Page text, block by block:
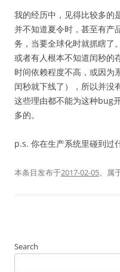
我的经历中，见得比较多的
并不知道夏令时，甚至有产
务，当要全球化时就抓瞎了
或者有人根本不知道闰秒的
时间依赖程度不高，或因为
闰秒就下线了），所以并没
这些理由都不能为这种bug
多的。
p.s. 你在生产系统里碰到过
本条目发布于2017-02-05。属
Search